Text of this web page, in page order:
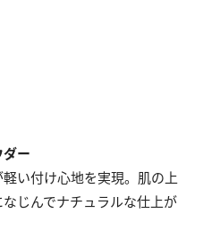
ー
い付け心地を実現。肌の上
じんでナチュラルな仕上が